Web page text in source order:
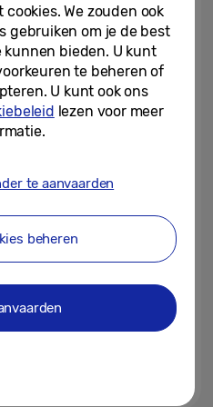
10-2025
slimmer, reis makkelijker:
de Galaxy AI-functies op de
Z Fold7 je reislust een...
kennis met de Samsung
innovatie in...
toegang tot AI-assistent
zijknop op Samsung Galaxy
uitgebreid
We zouden ook
gebruiken om je de best
bieden. U kunt
te beheren of
U kunt ook ons
lezen voor meer
te aanvaarden
beheren